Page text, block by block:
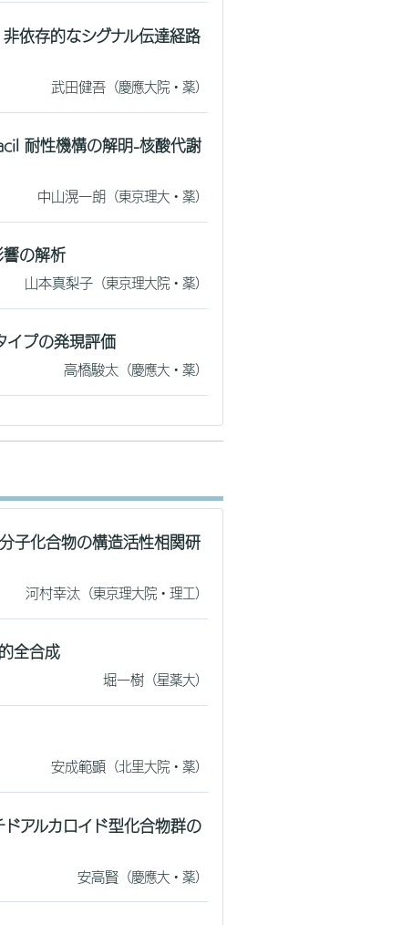
依存的なシグナル伝達経路
武田健吾 （慶應大院・薬）
耐性機構の解明-核酸代謝
中山滉一朗 （東京理大・薬）
響の解析
山本真梨子 （東京理大院・薬）
イプの発現評価
高橋駿太 （慶應大・薬）
子化合物の構造活性相関研
河村幸汰 （東京理大院・理工）
全合成
堀一樹 （星薬大）
安成範顕 （北里大院・薬）
アルカロイド型化合物群の
安高賢 （慶應大・薬）